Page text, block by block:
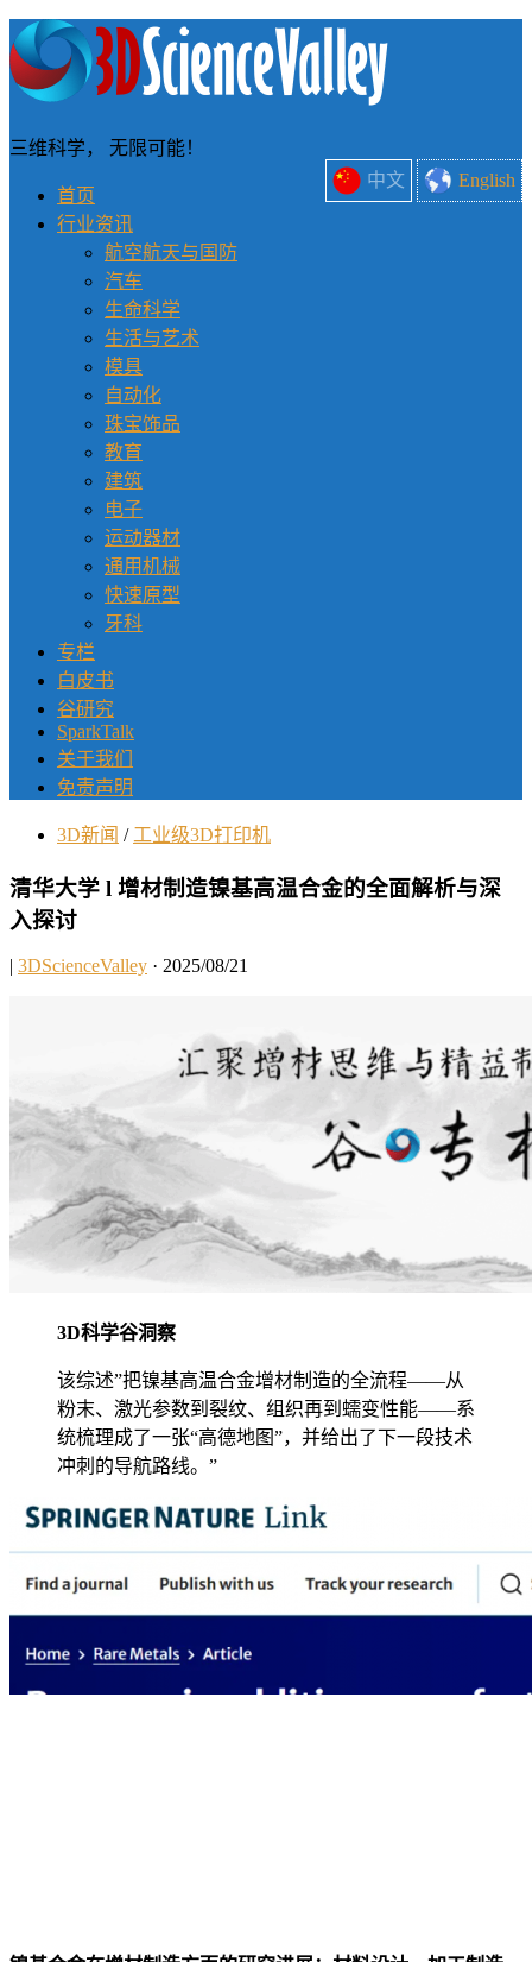
中文 English
三维科学， 无限可能！
首页
行业资讯
航空航天与国防
汽车
生命科学
生活与艺术
模具
自动化
珠宝饰品
教育
建筑
电子
运动器材
通用机械
快速原型
牙科
专栏
白皮书
谷研究
SparkTalk
关于我们
免责声明
3D新闻 / 工业级3D打印机
清华大学 l 增材制造镍基高温合金的全面解析与深
入探讨
| 3DScienceValley · 2025/08/21
3D科学谷洞察
该综述”把镍基高温合金增材制造的全流程——从
粉末、激光参数到裂纹、组织再到蠕变性能——系
统梳理成了一张“高德地图”，并给出了下一段技术
冲刺的导航路线。”